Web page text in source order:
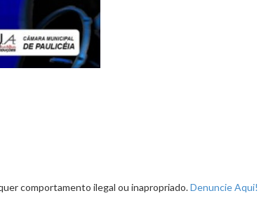
comportamento ilegal ou inapropriado.Denuncie Aqui!